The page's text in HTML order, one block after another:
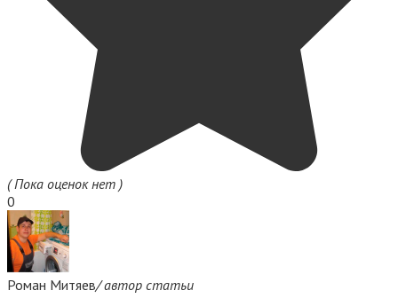
( Пока оценок нет )
0
Роман Митяев/ автор статьи